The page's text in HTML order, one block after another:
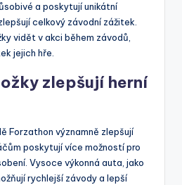
a poskytují unikátní
celkový závodní zážitek.
vidět v akci během závodů,
jejich hře.
zlepšují herní
Forzathon významně zlepšují
poskytují více možností pro
Vysoce výkonná auta, jako
rychlejší závody a lepší